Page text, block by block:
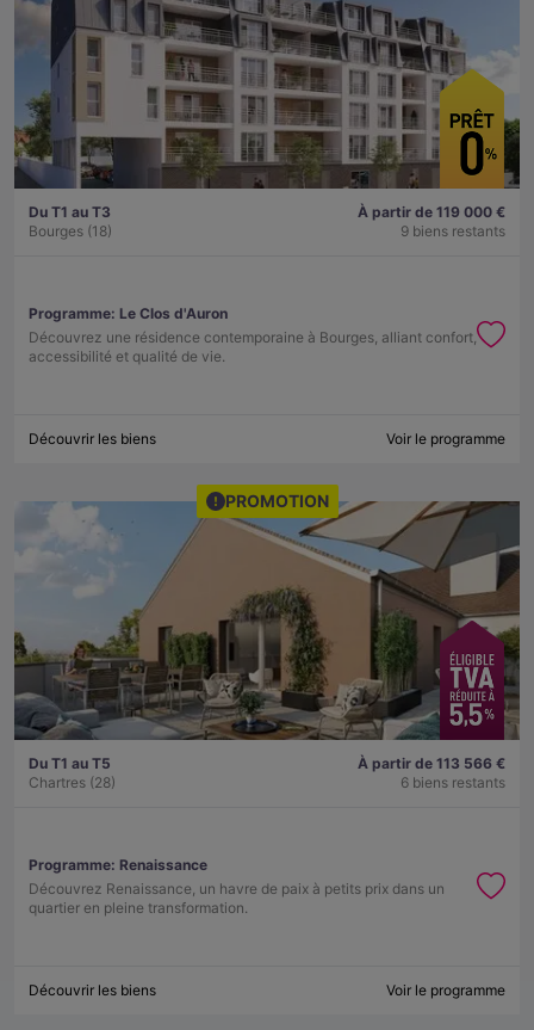
Du T1 au T3
Bourges (18)
À partir de 119 000 €
9 biens restants
Programme: Le Clos d'Auron
Découvrez une résidence contemporaine à Bourges, alliant confort,
accessibilité et qualité de vie.
Découvrir les biens Voir le programme
PROMOTION
Du T1 au T5
Chartres (28)
À partir de 113 566 €
6 biens restants
Programme: Renaissance
Découvrez Renaissance, un havre de paix à petits prix dans un
quartier en pleine transformation.
Découvrir les biens Voir le programme